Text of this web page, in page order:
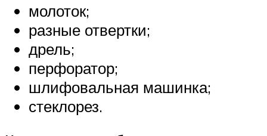
молоток;
разные отвертки;
дрель;
перфоратор;
шлифовальная машинка;
стеклорез.